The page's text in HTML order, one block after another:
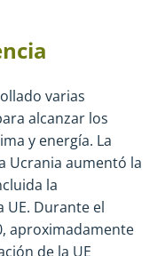
varias
alcanzar los
y energía. La
Ucrania aumentó la
la
UE. Durante el
aproximadamente
de la UE